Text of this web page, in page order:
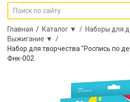
Главная / Каталог ▼ / Наборы для
Выжигание ▼ /
Набор для творчества "Роспись по
Фнк-002